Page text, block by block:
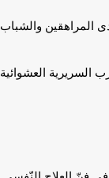
المراهقين والشباب